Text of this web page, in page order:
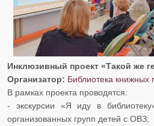
Инклюзивный проект «Такой же
Организатор: Библиотека книжных
В рамках проекта проводятся:
- экскурсии «Я иду в
организованных групп детей с ОВЗ;